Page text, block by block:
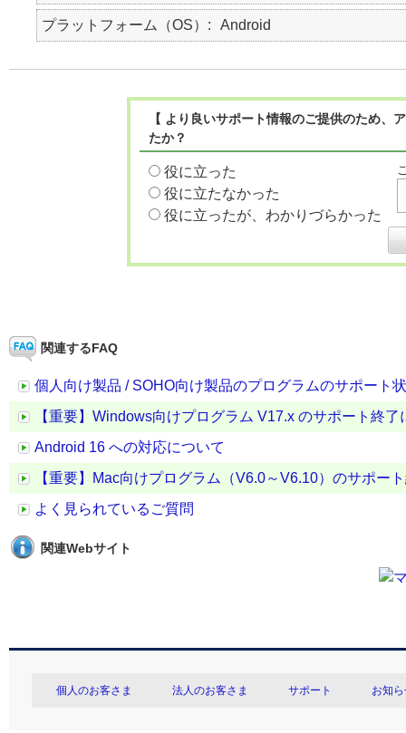
プラットフォーム（OS） Android
【 より良いサポート情報のご提供のため
たか？
役に立った
役に立たなかった
役に立ったが、わかりづらかった
関連するFAQ
個人向け製品 / SOHO向け製品のプログラムのサポート
【重要】Windows向けプログラム V17.x のサポート終了
Android 16 への対応について
【重要】Mac向けプログラム（V6.0～V6.10）のサポー
よく見られているご質問
関連Webサイト
個人のお客さま 法人のお客さま サポート お知